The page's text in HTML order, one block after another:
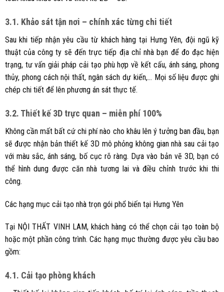
3.1. Khảo sát tận nơi – chính xác từng chi tiết
Sau khi tiếp nhận yêu cầu từ khách hàng tại Hưng Yên, đội ngũ kỹ
thuật của công ty sẽ đến trực tiếp địa chỉ nhà bạn để đo đạc hiện
trạng, tư vấn giải pháp cải tạo phù hợp về kết cấu, ánh sáng, phong
thủy, phong cách nội thất, ngân sách dự kiến,… Mọi số liệu được ghi
chép chi tiết để lên phương án sát thực tế.
3.2. Thiết kế 3D trực quan – miễn phí 100%
Không cần mất bất cứ chi phí nào cho khâu lên ý tưởng ban đầu, bạn
sẽ được nhận bản thiết kế 3D mô phỏng không gian nhà sau cải tạo
với màu sắc, ánh sáng, bố cục rõ ràng. Dựa vào bản vẽ 3D, bạn có
thể hình dung được căn nhà tương lai và điều chỉnh trước khi thi
công.
Các hạng mục cải tạo nhà trọn gói phổ biến tại Hưng Yên
Tại NỘI THẤT VINH LAM, khách hàng có thể chọn cải tạo toàn bộ
hoặc một phần công trình. Các hạng mục thường được yêu cầu bao
gồm:
4.1. Cải tạo phòng khách